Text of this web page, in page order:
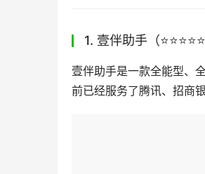
1. 壹伴助手（
壹伴助手是一款全能型、
前已经服务了腾讯、招商